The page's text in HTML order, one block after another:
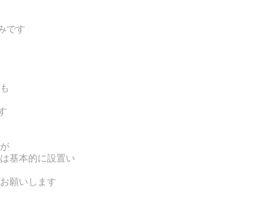
です
基本的に設置い
願いします